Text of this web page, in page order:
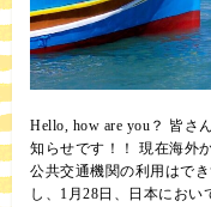
Hello, how are you？ 皆さ
知らせです！！ 現在海外
公共交通機関の利用はで
し、1月28日、日本にお